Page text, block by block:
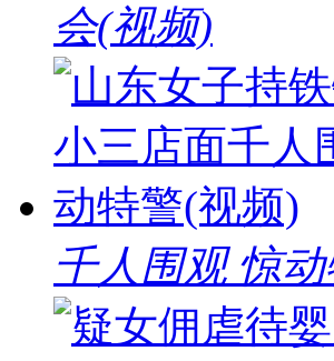
会(视频)
千人围观 惊